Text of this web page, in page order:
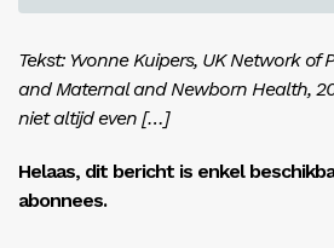
Tekst: Yvonne Kuipers, UK Network of
and Maternal and Newborn Health,
niet altijd even […]
Helaas, dit bericht is enkel
abonnees.